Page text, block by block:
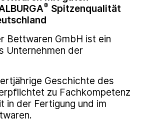
® Spitzenqualität
Bettwaren GmbH ist ein
Unternehmen der
Geschichte des
zu Fachkompetenz
in der Fertigung und im